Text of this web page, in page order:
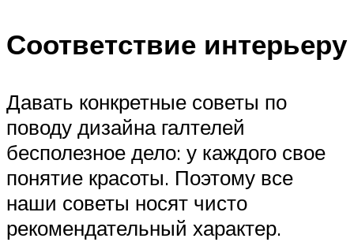
Соответствие интерьеру
Давать конкретные советы по
поводу дизайна галтелей
бесполезное дело: у каждого свое
понятие красоты. Поэтому все
наши советы носят чисто
рекомендательный характер.